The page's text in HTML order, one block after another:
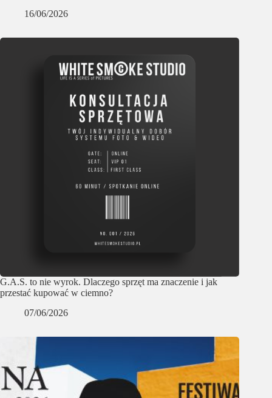
16/06/2026
G.A.S. to nie wyrok. Dlaczego sprzęt ma znaczenie i jak
przestać kupować w ciemno?
07/06/2026